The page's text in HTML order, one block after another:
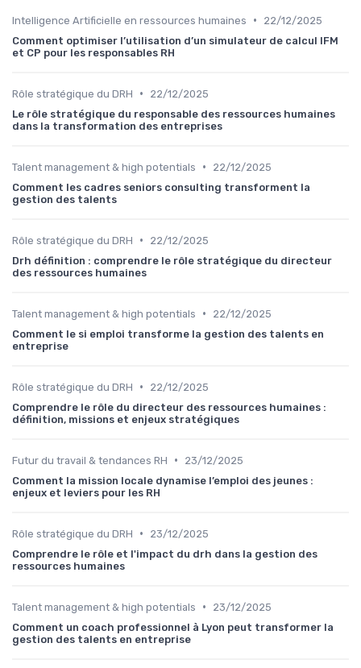
Intelligence Artificielle en ressources humaines •
22/12/2025
Comment optimiser l’utilisation d’un simulateur de calcul IFM
et CP pour les responsables RH
Rôle stratégique du DRH •
22/12/2025
Le rôle stratégique du responsable des ressources humaines
dans la transformation des entreprises
Talent management & high potentials •
22/12/2025
Comment les cadres seniors consulting transforment la
gestion des talents
Rôle stratégique du DRH •
22/12/2025
Drh définition : comprendre le rôle stratégique du directeur
des ressources humaines
Talent management & high potentials •
22/12/2025
Comment le si emploi transforme la gestion des talents en
entreprise
Rôle stratégique du DRH •
22/12/2025
Comprendre le rôle du directeur des ressources humaines :
définition, missions et enjeux stratégiques
Futur du travail & tendances RH •
23/12/2025
Comment la mission locale dynamise l’emploi des jeunes :
enjeux et leviers pour les RH
Rôle stratégique du DRH •
23/12/2025
Comprendre le rôle et l'impact du drh dans la gestion des
ressources humaines
Talent management & high potentials •
23/12/2025
Comment un coach professionnel à Lyon peut transformer la
gestion des talents en entreprise